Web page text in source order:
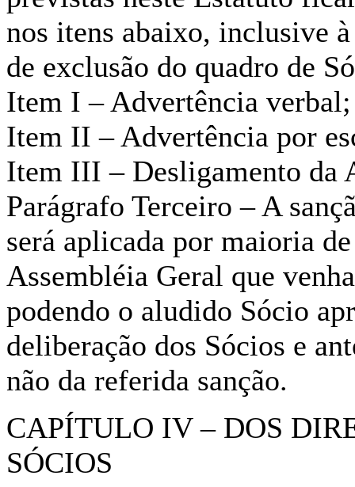
nos itens abaixo, inclusive
de exclusão do quadro de
Item I – Advertência verbal;
Item II – Advertência por
Item III – Desligamento da
Parágrafo Terceiro – A
será aplicada por maioria
Assembléia Geral que
podendo o aludido Sócio
deliberação dos Sócios e
não da referida sanção.
CAPÍTULO IV – DOS
SÓCIOS